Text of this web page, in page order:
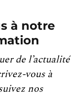
à notre
de l’actualité
vous à
nos